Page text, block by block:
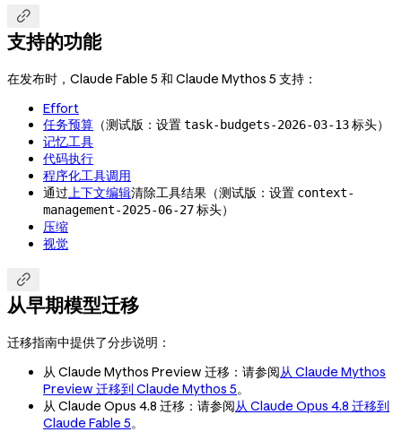

支持的功能
在发布时，Claude Fable 5 和 Claude Mythos 5 支持：
Effort
任务预算 （测试版：设置task-budgets-2026-03-13标头）
记忆工具
代码执行
程序化工具调用
通过上下文编辑清除工具结果（测试版：设置 context-
management-2025-06-27标头）
压缩
视觉

从早期模型迁移
迁移指南中提供了分步说明：
从 Claude Mythos Preview 迁移：请参阅从 Claude Mythos
Preview 迁移到 Claude Mythos 5。
从 Claude Opus 4.8 迁移：请参阅从 Claude Opus 4.8 迁移到
Claude Fable 5。